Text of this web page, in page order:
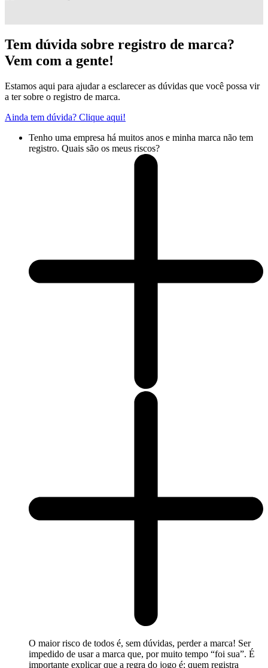
Tem dúvida sobre registro de marca?
Vem com a gente!
Estamos aqui para ajudar a esclarecer as dúvidas que você possa vir
a ter sobre o registro de marca.
Ainda tem dúvida? Clique aqui!
Tenho uma empresa há muitos anos e minha marca não tem
registro. Quais são os meus riscos?
O maior risco de todos é, sem dúvidas, perder a marca! Ser
impedido de usar a marca que, por muito tempo “foi sua”. É
importante explicar que a regra do jogo é: quem registra